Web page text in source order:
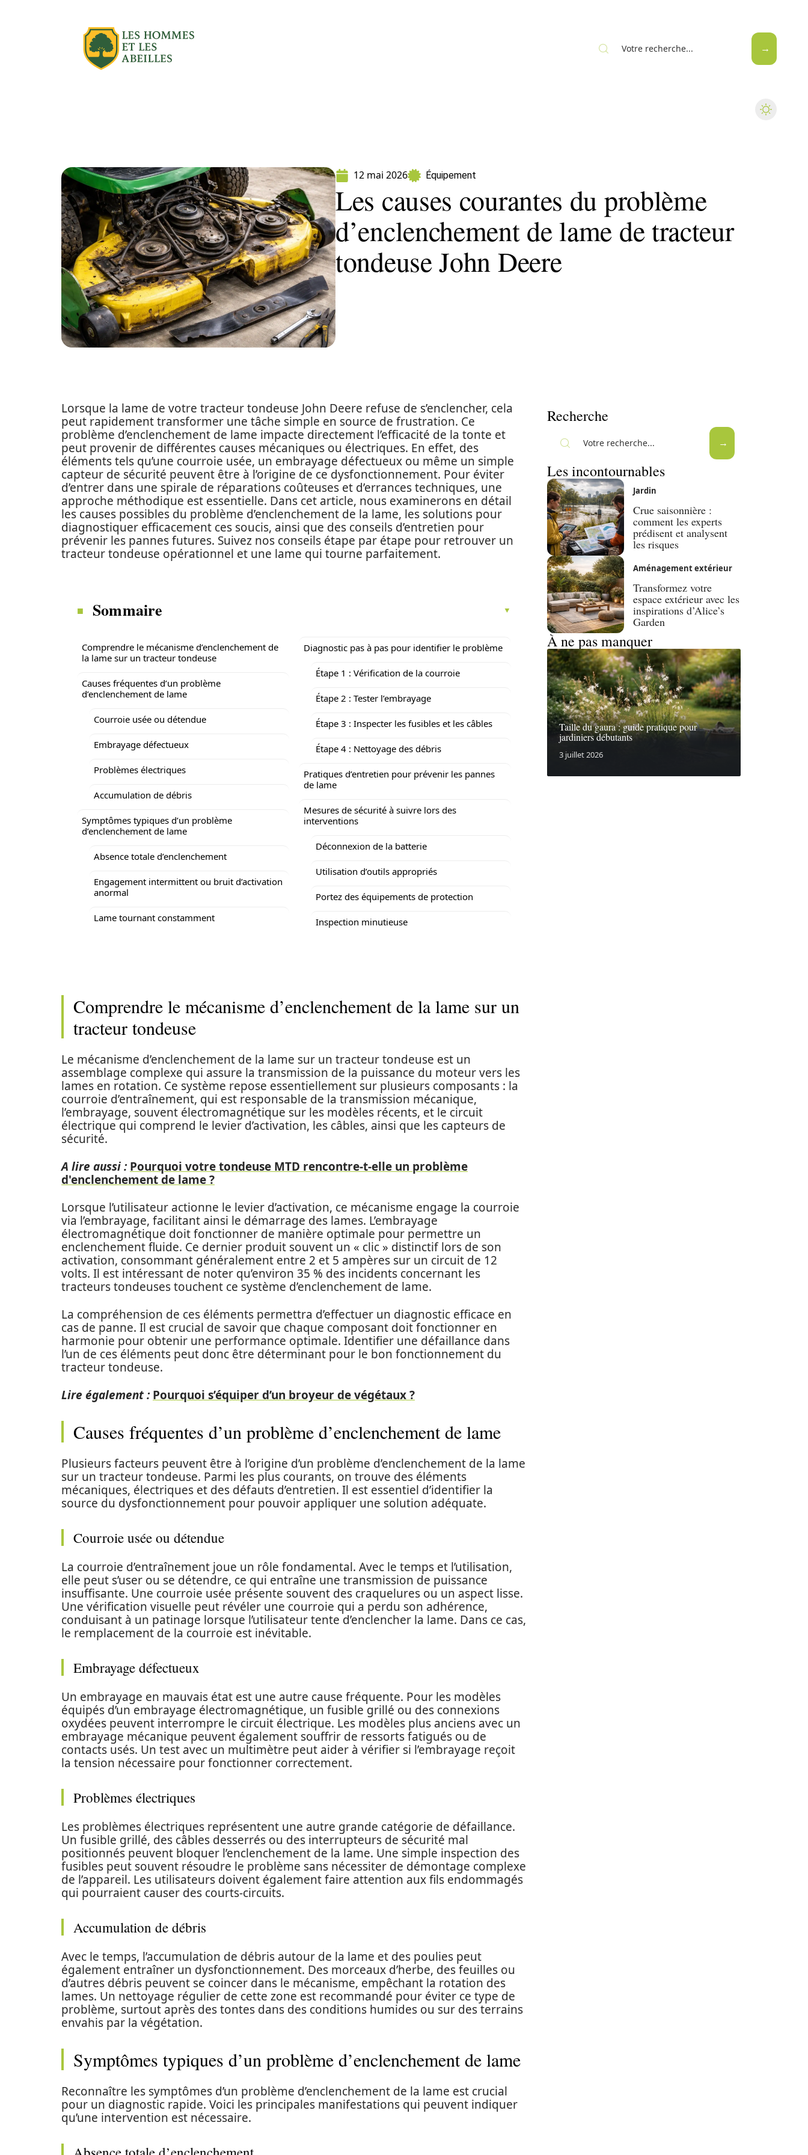
12 mai 2026 Équipement
Les causes courantes du problème
d’enclenchement de lame de tracteur
tondeuse John Deere
Lorsque la lame de votre tracteur tondeuse John Deere refuse de s’enclencher, cela
peut rapidement transformer une tâche simple en source de frustration. Ce
problème d’enclenchement de lame impacte directement l’efficacité de la tonte et
peut provenir de différentes causes mécaniques ou électriques. En effet, des
éléments tels qu’une courroie usée, un embrayage défectueux ou même un simple
capteur de sécurité peuvent être à l’origine de ce dysfonctionnement. Pour éviter
d’entrer dans une spirale de réparations coûteuses et d’errances techniques, une
approche méthodique est essentielle. Dans cet article, nous examinerons en détail
les causes possibles du problème d’enclenchement de la lame, les solutions pour
diagnostiquer efficacement ces soucis, ainsi que des conseils d’entretien pour
prévenir les pannes futures. Suivez nos conseils étape par étape pour retrouver un
tracteur tondeuse opérationnel et une lame qui tourne parfaitement.
Sommaire
Comprendre le mécanisme d’enclenchement de
la lame sur un tracteur tondeuse
Causes fréquentes d’un problème
d’enclenchement de lame
Courroie usée ou détendue
Embrayage défectueux
Problèmes électriques
Accumulation de débris
Symptômes typiques d’un problème
d’enclenchement de lame
Absence totale d’enclenchement
Engagement intermittent ou bruit d’activation
anormal
Lame tournant constamment
Diagnostic pas à pas pour identifier le problème
Étape 1 : Vérification de la courroie
Étape 2 : Tester l’embrayage
Étape 3 : Inspecter les fusibles et les câbles
Étape 4 : Nettoyage des débris
Pratiques d’entretien pour prévenir les pannes
de lame
Mesures de sécurité à suivre lors des
interventions
Déconnexion de la batterie
Utilisation d’outils appropriés
Portez des équipements de protection
Inspection minutieuse
Comprendre le mécanisme d’enclenchement de la lame sur un
tracteur tondeuse
Le mécanisme d’enclenchement de la lame sur un tracteur tondeuse est un
assemblage complexe qui assure la transmission de la puissance du moteur vers les
lames en rotation. Ce système repose essentiellement sur plusieurs composants : la
courroie d’entraînement, qui est responsable de la transmission mécanique,
l’embrayage, souvent électromagnétique sur les modèles récents, et le circuit
électrique qui comprend le levier d’activation, les câbles, ainsi que les capteurs de
sécurité.
A lire aussi : Pourquoi votre tondeuse MTD rencontre-t-elle un problème
d'enclenchement de lame ?
Lorsque l’utilisateur actionne le levier d’activation, ce mécanisme engage la courroie
via l’embrayage, facilitant ainsi le démarrage des lames. L’embrayage
électromagnétique doit fonctionner de manière optimale pour permettre un
enclenchement fluide. Ce dernier produit souvent un « clic » distinctif lors de son
activation, consommant généralement entre 2 et 5 ampères sur un circuit de 12
volts. Il est intéressant de noter qu’environ 35 % des incidents concernant les
tracteurs tondeuses touchent ce système d’enclenchement de lame.
La compréhension de ces éléments permettra d’effectuer un diagnostic efficace en
cas de panne. Il est crucial de savoir que chaque composant doit fonctionner en
harmonie pour obtenir une performance optimale. Identifier une défaillance dans
l’un de ces éléments peut donc être déterminant pour le bon fonctionnement du
tracteur tondeuse.
Lire également : Pourquoi s’équiper d’un broyeur de végétaux ?
Causes fréquentes d’un problème d’enclenchement de lame
Plusieurs facteurs peuvent être à l’origine d’un problème d’enclenchement de la lame
sur un tracteur tondeuse. Parmi les plus courants, on trouve des éléments
mécaniques, électriques et des défauts d’entretien. Il est essentiel d’identifier la
source du dysfonctionnement pour pouvoir appliquer une solution adéquate.
Courroie usée ou détendue
La courroie d’entraînement joue un rôle fondamental. Avec le temps et l’utilisation,
elle peut s’user ou se détendre, ce qui entraîne une transmission de puissance
insuffisante. Une courroie usée présente souvent des craquelures ou un aspect lisse.
Une vérification visuelle peut révéler une courroie qui a perdu son adhérence,
conduisant à un patinage lorsque l’utilisateur tente d’enclencher la lame. Dans ce cas,
le remplacement de la courroie est inévitable.
Embrayage défectueux
Un embrayage en mauvais état est une autre cause fréquente. Pour les modèles
équipés d’un embrayage électromagnétique, un fusible grillé ou des connexions
oxydées peuvent interrompre le circuit électrique. Les modèles plus anciens avec un
embrayage mécanique peuvent également souffrir de ressorts fatigués ou de
contacts usés. Un test avec un multimètre peut aider à vérifier si l’embrayage reçoit
la tension nécessaire pour fonctionner correctement.
Problèmes électriques
Les problèmes électriques représentent une autre grande catégorie de défaillance.
Un fusible grillé, des câbles desserrés ou des interrupteurs de sécurité mal
positionnés peuvent bloquer l’enclenchement de la lame. Une simple inspection des
fusibles peut souvent résoudre le problème sans nécessiter de démontage complexe
de l’appareil. Les utilisateurs doivent également faire attention aux fils endommagés
qui pourraient causer des courts-circuits.
Accumulation de débris
Avec le temps, l’accumulation de débris autour de la lame et des poulies peut
également entraîner un dysfonctionnement. Des morceaux d’herbe, des feuilles ou
d’autres débris peuvent se coincer dans le mécanisme, empêchant la rotation des
lames. Un nettoyage régulier de cette zone est recommandé pour éviter ce type de
problème, surtout après des tontes dans des conditions humides ou sur des terrains
envahis par la végétation.
Symptômes typiques d’un problème d’enclenchement de lame
Reconnaître les symptômes d’un problème d’enclenchement de la lame est crucial
pour un diagnostic rapide. Voici les principales manifestations qui peuvent indiquer
qu’une intervention est nécessaire.
Recherche
Les incontournables
Jardin
Crue saisonnière :
comment les experts
prédisent et analysent
les risques
Aménagement extérieur
Transformez votre
espace extérieur avec les
inspirations d’Alice’s
Garden
À ne pas manquer
Taille du gaura : guide pratique pour
jardiniers débutants
3 juillet 2026